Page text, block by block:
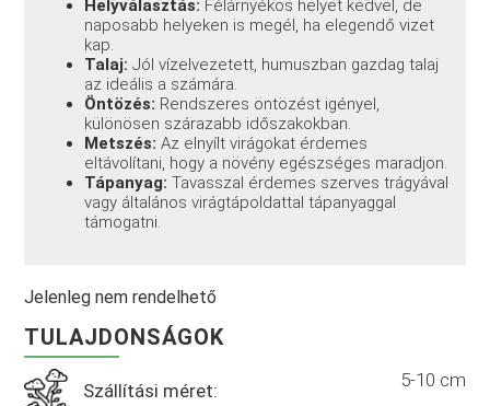
Helyválasztás: Félárnyékos helyet kedvel, de
naposabb helyeken is megél, ha elegendő vizet
kap.
Talaj: Jól vízelvezetett, humuszban gazdag talaj
az ideális a számára.
Öntözés: Rendszeres öntözést igényel,
különösen szárazabb időszakokban.
Metszés: Az elnyílt virágokat érdemes
eltávolítani, hogy a növény egészséges maradjon.
Tápanyag: Tavasszal érdemes szerves trágyával
vagy általános virágtápoldattal tápanyaggal
támogatni.
Jelenleg nem rendelhető
TULAJDONSÁGOK
Szállítási méret: 5-10 cm